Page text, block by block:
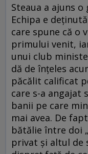
Steaua a ajuns o
Echipa e
care spune că o
primului venit,
unui club
dă de înţeles
păcălit calificat
care s-a angajat
banii pe care
mai avea. De
bătălie între doi
privat şi altul de